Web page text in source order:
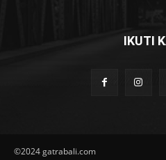
IKUTI
©2024 gatrabali.com